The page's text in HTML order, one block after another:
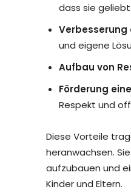
dass sie
und eigene
Aufbau von
Förderung
Respekt und
Diese Vorteile
heranwachsen.
aufzubauen und
Kinder und Eltern.